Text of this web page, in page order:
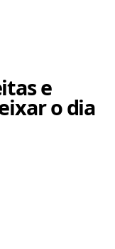
e
o dia